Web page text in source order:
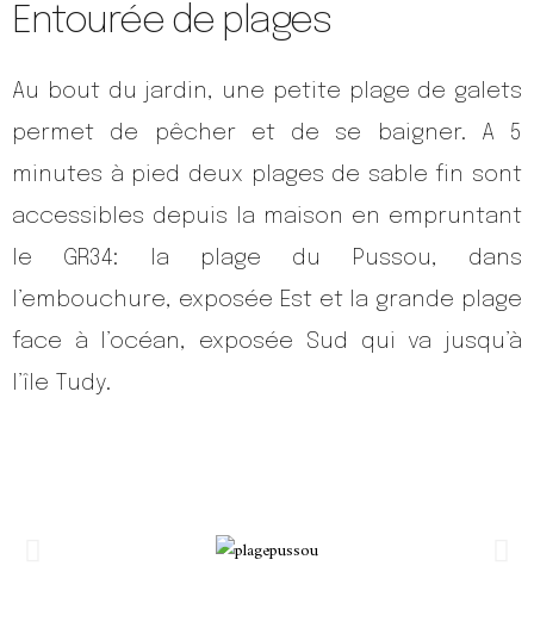
Entourée de plages
Au bout du jardin, une petite plage de galets
permet de pêcher et de se baigner. A 5
minutes à pied deux plages de sable fin sont
accessibles depuis la maison en empruntant
le GR34: la plage du Pussou, dans
l’embouchure, exposée Est et la grande plage
face à l’océan, exposée Sud qui va jusqu’à
l’île Tudy.